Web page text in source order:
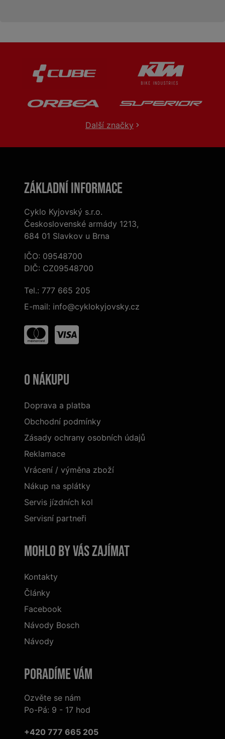
Další značky
Základní informace
Cyklo Kyjovský s.r.o.
Československé armády 1213,
684 01 Slavkov u Brna
IČO: 09548700
DIČ: CZ09548700
Tel.: 777 665 205
E-mail: info@cyklokyjovsky.cz
O nákupu
Doprava a platba
Obchodní podmínky
Zásady ochrany osobních údajů
Reklamace
Vrácení / výměna zboží
Nákup na splátky
Servis jízdních kol
Servisní partneři
Mohlo by vás zajímat
Kontakty
Články
Facebook
Návody Bosch
Návody
Poradíme Vám
Ozvěte se nám
Po-Pá: 9 - 17 hod
+420 777 665 205